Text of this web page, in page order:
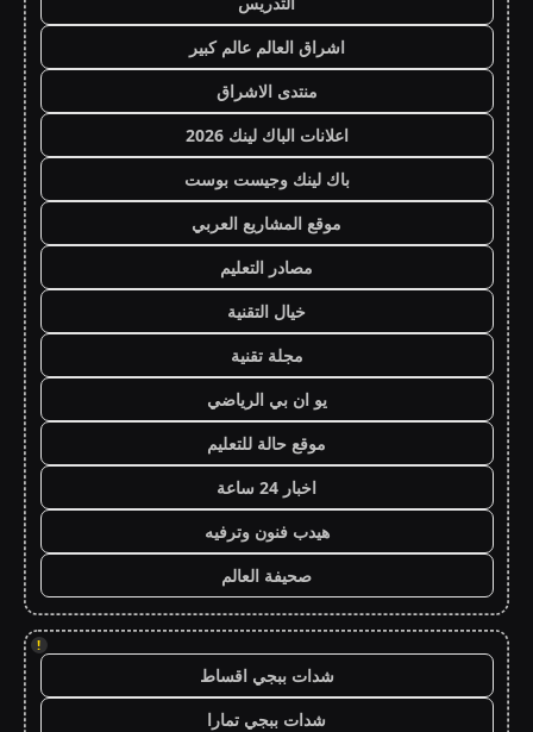
اشراق العالم عالم كبير
منتدى الاشراق
اعلانات الباك لينك 2026
باك لينك وجيست بوست
موقع المشاريع العربي
مصادر التعليم
خيال التقنية
مجلة تقنية
يو ان بي الرياضي
موقع حالة للتعليم
اخبار 24 ساعة
هيدب فنون وترفيه
صحيفة العالم
!
شدات ببجي اقساط
شدات ببجي تمارا